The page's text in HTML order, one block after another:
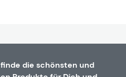
die schönsten und